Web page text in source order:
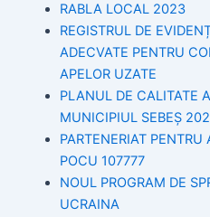
RABLA LOCAL 2023
REGISTRUL DE
ADECVATE PENTRU
APELOR UZATE
PLANUL DE CALITATE
MUNICIPIUL SEBEȘ
PARTENERIAT
POCU 107777
NOUL PROGRAM DE
UCRAINA